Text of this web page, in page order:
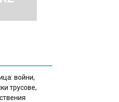
войни,
трусове,